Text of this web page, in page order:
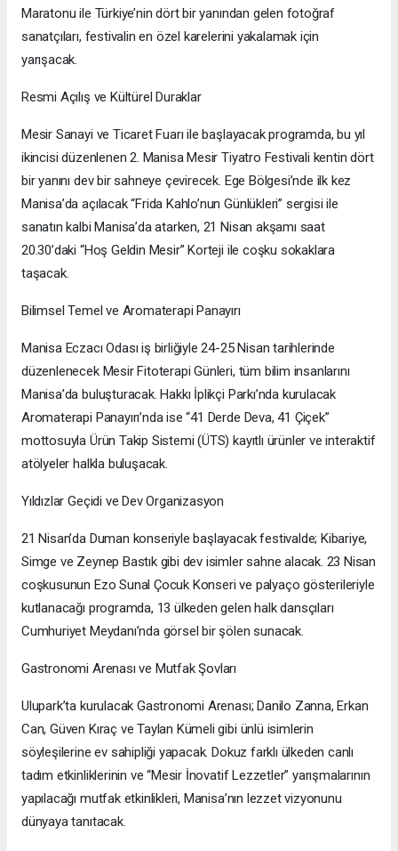
Maratonu ile Türkiye’nin dört bir yanından gelen fotoğraf
sanatçıları, festivalin en özel karelerini yakalamak için
yarışacak.
Resmi Açılış ve Kültürel Duraklar
Mesir Sanayi ve Ticaret Fuarı ile başlayacak programda, bu yıl
ikincisi düzenlenen 2. Manisa Mesir Tiyatro Festivali kentin dört
bir yanını dev bir sahneye çevirecek. Ege Bölgesi’nde ilk kez
Manisa’da açılacak “Frida Kahlo’nun Günlükleri” sergisi ile
sanatın kalbi Manisa’da atarken, 21 Nisan akşamı saat
20.30’daki “Hoş Geldin Mesir” Korteji ile coşku sokaklara
taşacak.
Bilimsel Temel ve Aromaterapi Panayırı
Manisa Eczacı Odası iş birliğiyle 24-25 Nisan tarihlerinde
düzenlenecek Mesir Fitoterapi Günleri, tüm bilim insanlarını
Manisa’da buluşturacak. Hakkı İplikçi Parkı’nda kurulacak
Aromaterapi Panayırı’nda ise “41 Derde Deva, 41 Çiçek”
mottosuyla Ürün Takip Sistemi (ÜTS) kayıtlı ürünler ve interaktif
atölyeler halkla buluşacak.
Yıldızlar Geçidi ve Dev Organizasyon
21 Nisan’da Duman konseriyle başlayacak festivalde; Kibariye,
Simge ve Zeynep Bastık gibi dev isimler sahne alacak. 23 Nisan
coşkusunun Ezo Sunal Çocuk Konseri ve palyaço gösterileriyle
kutlanacağı programda, 13 ülkeden gelen halk dansçıları
Cumhuriyet Meydanı’nda görsel bir şölen sunacak.
Gastronomi Arenası ve Mutfak Şovları
Ulupark’ta kurulacak Gastronomi Arenası; Danilo Zanna, Erkan
Can, Güven Kıraç ve Taylan Kümeli gibi ünlü isimlerin
söyleşilerine ev sahipliği yapacak. Dokuz farklı ülkeden canlı
tadım etkinliklerinin ve “Mesir İnovatif Lezzetler” yarışmalarının
yapılacağı mutfak etkinlikleri, Manisa’nın lezzet vizyonunu
dünyaya tanıtacak.